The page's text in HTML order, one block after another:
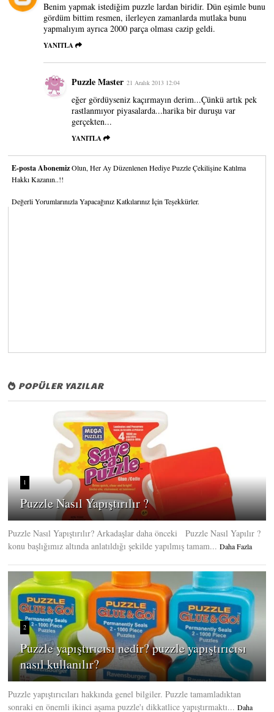
Benim yapmak istediğim puzzle lardan biridir. Dün eşimle bunu
gördüm bittim resmen, ilerleyen zamanlarda mutlaka bunu
yapmalıyım ayrıca 2000 parça olması cazip geldi.
YANITLA
Puzzle Master 21 Aralık 2013 12:04
eğer gördüyseniz kaçırmayın derim...Çünkü artık pek
rastlanmıyor piyasalarda...harika bir duruşu var
gerçekten...
YANITLA
E-posta AbonemizOlun, Her Ay Düzenlenen Hediye Puzzle Çekilişine Katılma
Hakkı Kazanın..!!
Değerli Yorumlarınızla Yapacağınız Katkılarınız İçin Teşekkürler.
POPÜLER YAZILAR
1
Puzzle Nasıl Yapıştırılır ?
Puzzle Nasıl Yapıştırılır? Arkadaşlar daha önceki Puzzle Nasıl Yapılır ?
konu başlığımız altında anlatıldığı şekilde yapılmış tamam... Daha Fazla
2
Puzzle yapıştırıcısı nedir? puzzle yapıştırıcısı
nasıl kullanılır?
Puzzle yapıştırıcıları hakkında genel bilgiler. Puzzle tamamladıktan
sonraki en önemli ikinci aşama puzzle'ı dikkatlice yapıştırmaktı... Daha